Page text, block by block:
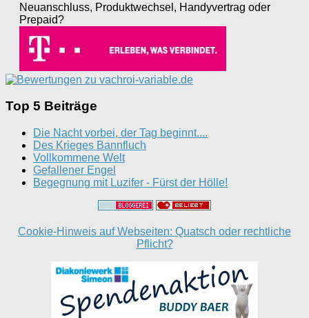
Neuanschluss, Produktwechsel, Handyvertrag oder
Prepaid?
Top 5 Beiträge
Die Nacht vorbei, der Tag beginnt....
Des Krieges Bannfluch
Vollkommene Welt
Gefallener Engel
Begegnung mit Luzifer - Fürst der Hölle!
Cookie-Hinweis auf Webseiten: Quatsch oder rechtliche
Pflicht?